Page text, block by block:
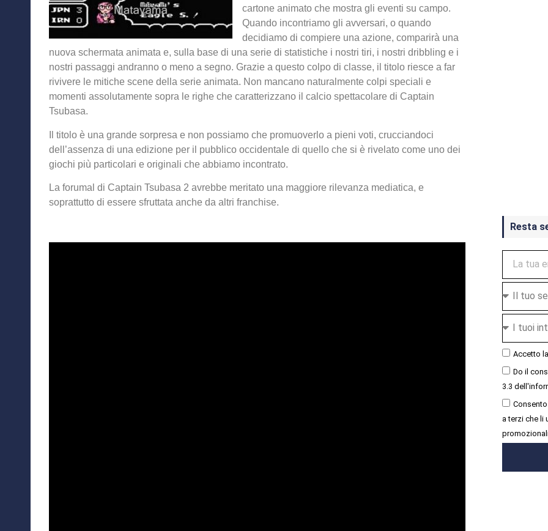
cartone animato che mostra gli eventi su campo.
Quando incontriamo gli avversari, o quando
decidiamo di compiere una azione, comparirà una
nuova schermata animata e, sulla base di una serie di statistiche i nostri tiri, i nostri dribbling e i
nostri passaggi andranno o meno a segno. Grazie a questo colpo di classe, il titolo riesce a far
rivivere le mitiche scene della serie animata. Non mancano naturalmente colpi speciali e
momenti assolutamente sopra le righe che caratterizzano il calcio spettacolare di Captain
Tsubasa.
Il titolo è una grande sorpresa e non possiamo che promuoverlo a pieni voti, crucciandoci
dell’assenza di una edizione per il pubblico occidentale di quello che si è rivelato come uno dei
giochi più particolari e originali che abbiamo incontrato.
La forumal di Captain Tsubasa 2 avrebbe meritato una maggiore rilevanza mediatica, e
soprattutto di essere sfruttata anche da altri franchise.
Resta
Accetto la
Do il
3.3
a terzi che li